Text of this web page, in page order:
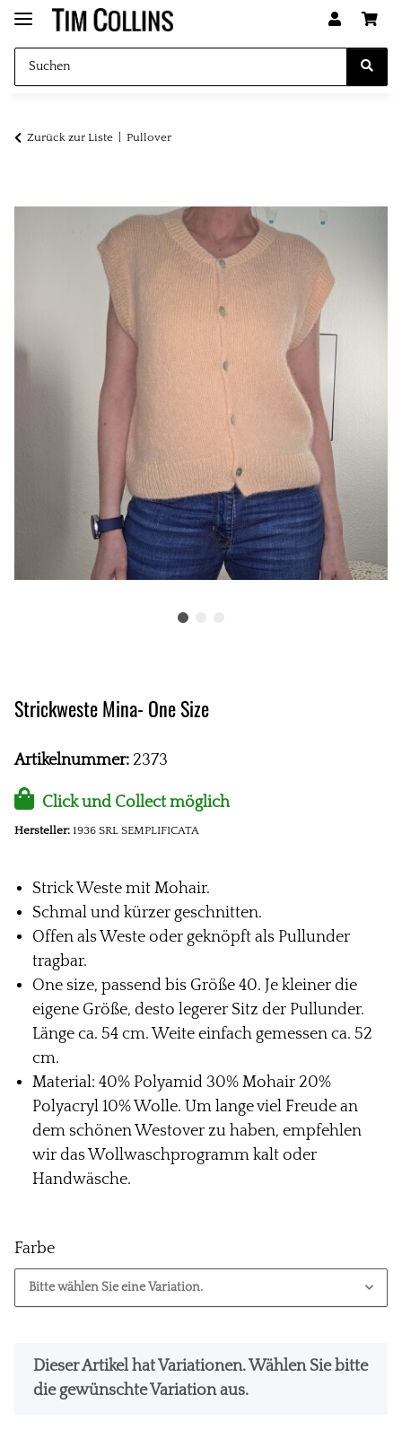
Zurück zur Liste Pullover
Strickweste Mina- One Size
Artikelnummer: 2373
Click und Collect möglich
Hersteller: 1936 SRL SEMPLIFICATA
Strick Weste mit Mohair.
Schmal und kürzer geschnitten.
Offen als Weste oder geknöpft als Pullunder
tragbar.
One size, passend bis Größe 40. Je kleiner die
eigene Größe, desto legerer Sitz der Pullunder.
Länge ca. 54 cm. Weite einfach gemessen ca. 52
cm.
Material: 40% Polyamid 30% Mohair 20%
Polyacryl 10% Wolle. Um lange viel Freude an
dem schönen Westover zu haben, empfehlen
wir das Wollwaschprogramm kalt oder
Handwäsche.
Farbe
Bitte wählen Sie eine Variation.
x
Dieser Artikel hat Variationen. Wählen Sie bitte
die gewünschte Variation aus.